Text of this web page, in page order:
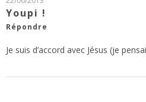
Youpi !
Répondre
Je suis d’accord avec Jésus (je